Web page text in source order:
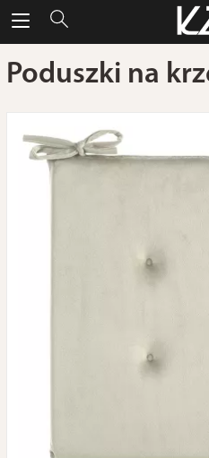
Poduszki na